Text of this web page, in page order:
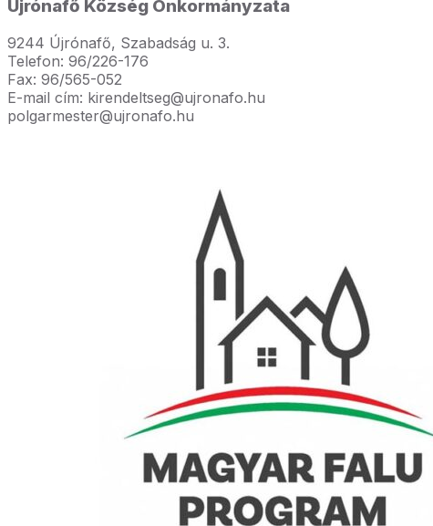
Újrónafő Község Önkormányzata
9244 Újrónafő, Szabadság u. 3.
Telefon: 96/226-176
Fax: 96/565-052
E-mail cím: kirendeltseg@ujronafo.hu
polgarmester@ujronafo.hu